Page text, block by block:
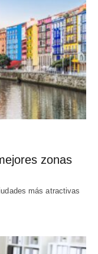
zonas
más atractivas